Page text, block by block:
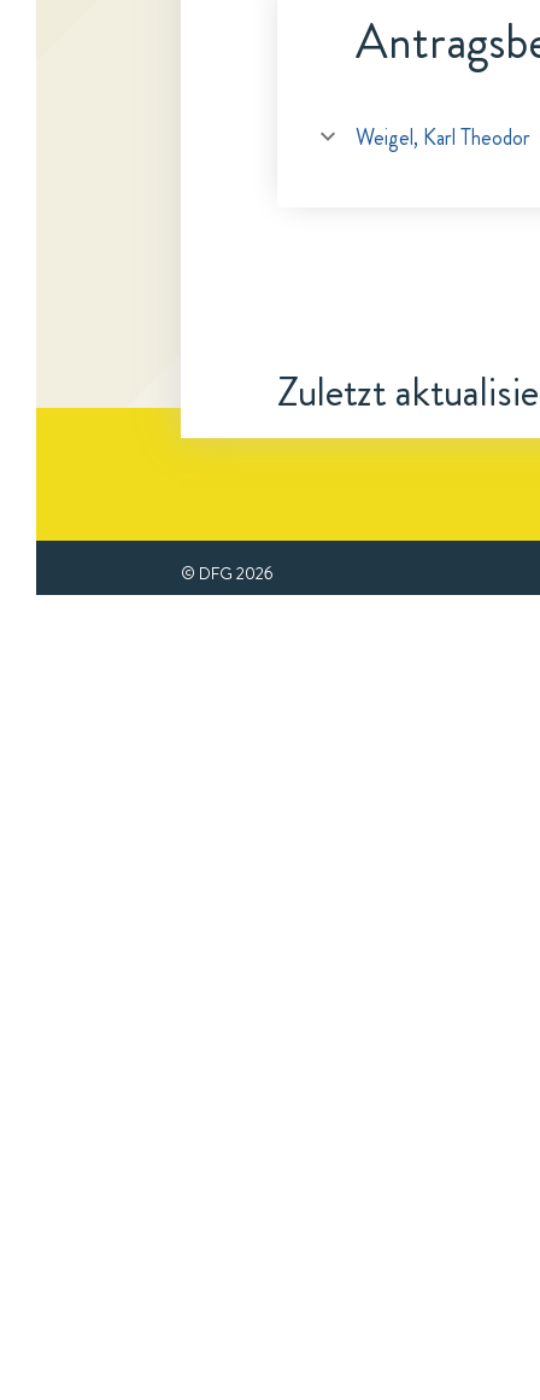
Weigel, Karl Theodor
Zuletzt
© DFG 2026